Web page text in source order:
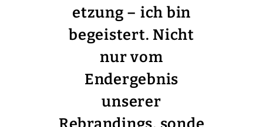
etzung – ich bin
begeistert. Nicht
nur vom
Endergebnis
unserer